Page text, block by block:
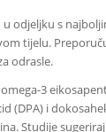
u odjeljku s
tijelu.
odrasle.
3
(DPA) i
Studije